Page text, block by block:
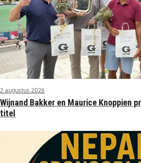
2 augustus 2026
Wijnand Bakker en Maurice Knoppien
titel